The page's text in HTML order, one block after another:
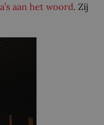
s aan het woord. Zij